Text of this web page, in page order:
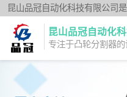
昆山品冠自动化科技有限公司
产制造型企业；闽台分割器厂
轴、品冠分割器：法兰型DF系
圆柱重负载型Y系列；公司凭
定制服务。
昆山品冠自动化
专注于凸轮分割器
中空旋转平台TH